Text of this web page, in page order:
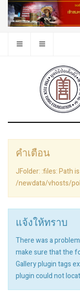
คำเตือน
JFolder: :files: Path
/newdata/vhosts/
แจ้งให้ทราบ
There was a
make sure that the
Gallery plugin tags
plugin could not